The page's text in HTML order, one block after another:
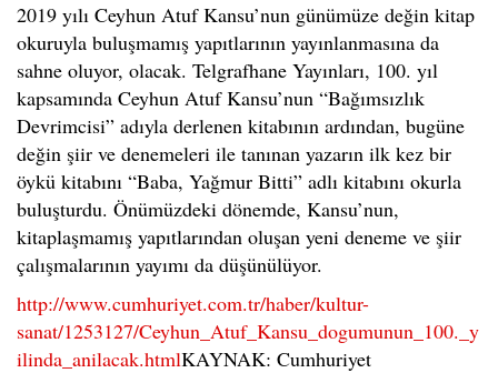
2019 yılı Ceyhun Atuf Kansu’nun günümüze değin kitap
okuruyla buluşmamış yapıtlarının yayınlanmasına da
sahne oluyor, olacak. Telgrafhane Yayınları, 100. yıl
kapsamında Ceyhun Atuf Kansu’nun “Bağımsızlık
Devrimcisi” adıyla derlenen kitabının ardından, bugüne
değin şiir ve denemeleri ile tanınan yazarın ilk kez bir
öykü kitabını “Baba, Yağmur Bitti” adlı kitabını okurla
buluşturdu. Önümüzdeki dönemde, Kansu’nun,
kitaplaşmamış yapıtlarından oluşan yeni deneme ve şiir
çalışmalarının yayımı da düşünülüyor.
http://www.cumhuriyet.com.tr/haber/kultur-
sanat/1253127/Ceyhun_Atuf_Kansu_dogumunun_100._y
ilinda_anilacak.htmlKAYNAK: Cumhuriyet